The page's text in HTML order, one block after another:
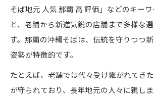
そば地元 人気 那覇 高 評価」などのキー
と、老舗から新進気鋭の店舗まで多様な
す。那覇の沖縄そばは、伝統を守りつつ
姿勢が特徴的です。
たとえば、老舗では代々受け継がれてき
が守られており、長年地元の人々に親し